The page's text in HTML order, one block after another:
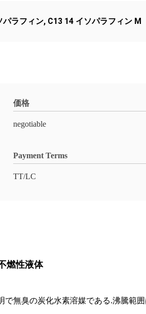
パラフィン, C13 14 イソパラフィン M
価格
negotiable
Payment Terms
TT/LC
燃性液体
無臭の炭化水素溶媒である.沸騰範